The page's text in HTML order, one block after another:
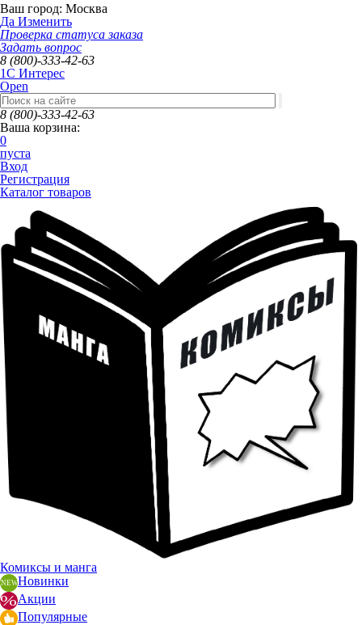
Ваш город: Москва
Да Изменить
Проверка статуса заказа
Задать вопрос
8 (800)-333-42-63
1C Интерес
Open
8 (800)-333-42-63
Ваша корзина:
0
пуста
Вход
Регистрация
Каталог товаров
Комиксы и манга
Новинки
Акции
Популярные